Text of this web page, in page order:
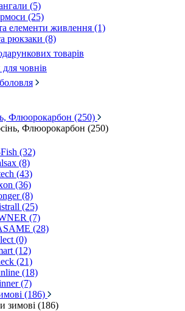
(5)
(25)
елементи живлення (1)
рюкзаки (8)
товарів
човнів
Флюорокарбон (250)
Флюорокарбон (250)
(32)
(8)
(43)
(36)
(8)
(25)
(7)
(28)
(0)
(12)
(21)
(18)
(7)
(186)
зимові (186)